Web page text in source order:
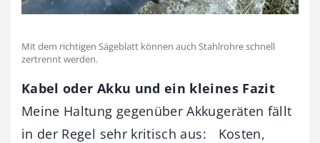
Mit dem richtigen Sägeblatt können auch Stahlrohre schnell
zertrennt werden.
Kabel oder Akku und ein kleines Fazit
Meine Haltung gegenüber Akkugeräten fällt
in der Regel sehr kritisch aus: Kosten,